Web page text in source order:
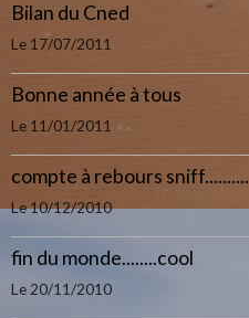
Bilan du Cned
Le 17/07/2011
Bonne année à tous
Le 11/01/2011
compte à rebours sniff..........
Le 10/12/2010
fin du monde........cool
Le 20/11/2010